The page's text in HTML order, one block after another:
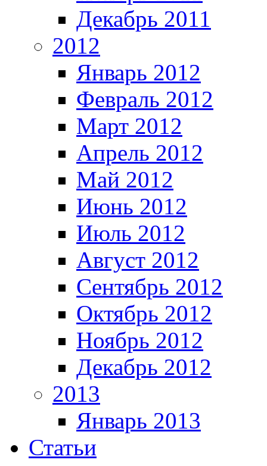
Декабрь 2011
2012
Январь 2012
Февраль 2012
Март 2012
Апрель 2012
Май 2012
Июнь 2012
Июль 2012
Август 2012
Сентябрь 2012
Октябрь 2012
Ноябрь 2012
Декабрь 2012
2013
Январь 2013
Статьи